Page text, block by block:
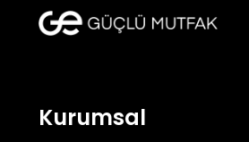
Kurumsal